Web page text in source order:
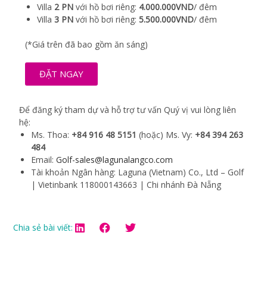
Villa 2 PN với hồ bơi riêng: 4.000.000VND/ đêm
Villa3 PN với hồ bơi riêng:5.500.000VND/ đêm
(*Giá trên đã bao gồm ăn sáng)
ĐẶT NGAY
Để đăng ký tham dự và hỗ trợ tư vấn Quý vị vui lòng liên
hệ:
Ms. Thoa: +84 916 48 5151 (hoặc) Ms. Vy: +84 394 263
484
Email:Golf-sales@lagunalangco.com
Tài khoản Ngân hàng: Laguna (Vietnam) Co., Ltd – Golf
| Vietinbank 118000143663 | Chi nhánh Đà Nẵng
Chia sẻ bài viết: